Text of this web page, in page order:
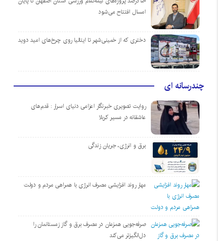
امسال افتتاح می‌شود
دختری که از خمینی‌شهر تا ایتالیا روی چرخ‌های امید دوید
چندرسانه ای
روایت تصویری خبرنگار اعزامی دنیای اسرار : قدم‌های
عاشقانه در مسیر کربلا
برق و انرژی، جریان زندگی
مهار روند افزایشی مصرف انرژی با همراهی مردم و دولت
صرفه‌جویی همزمان در مصرف برق و گاز زمستانمان را
دل‌انگیزتر می‌کند